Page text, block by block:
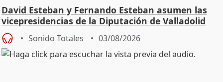
David Esteban y Fernando Esteban asumen las
vicepresidencias de la Diputación de Valladolid
Sonido Totales 03/08/2026